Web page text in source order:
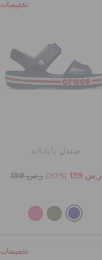
تخفيضات
صندل باياباند
ر.س 139 (30%) ر.س 199
تخفيضات